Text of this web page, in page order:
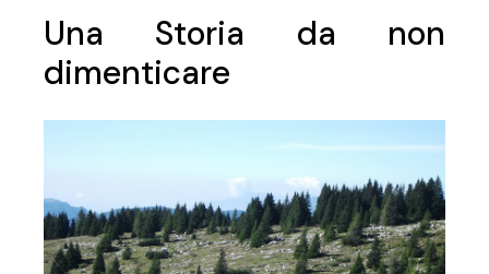
Una Storia da non
dimenticare